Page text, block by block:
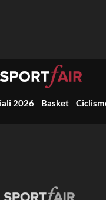
2026 Basket